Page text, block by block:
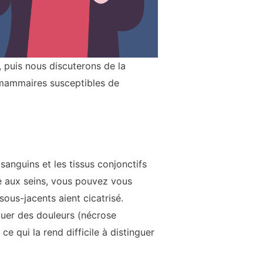
nous discuterons de la
susceptibles de
et les tissus conjonctifs
seins, vous pouvez vous
jacents aient cicatrisé.
des douleurs (nécrose
ce qui la rend difficile à distinguer